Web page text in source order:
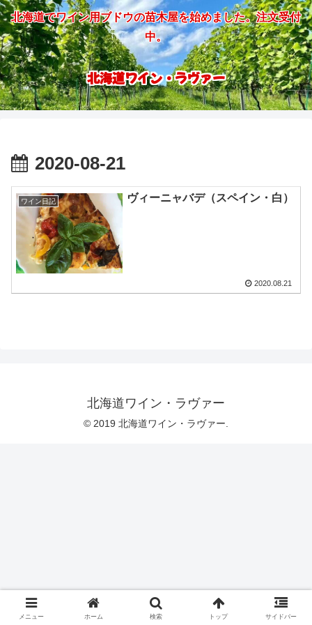
北海道でワイン用ブドウの苗木屋を始めました。注文受付
中。
北海道ワイン・ラヴァー
2020-08-21
ワイン日記 ヴィーニャバデ（スペイン・白）
2020.08.21
北海道ワイン・ラヴァー
© 2019 北海道ワイン・ラヴァー.
メニュー ホーム 検索 トップ サイドバー